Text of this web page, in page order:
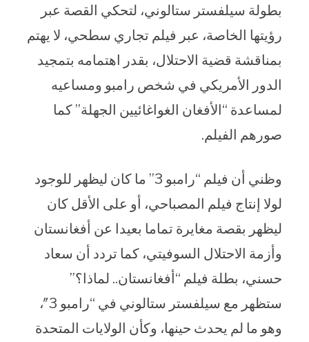
بطولة سيلفستر ستالوني، لتحكي القصة عبر
رؤيتها الخاصة، عبر فيلم تجاري سطحي، لا يهتم
بمناقشة قضية الاحتلال، بقدر اهتمامه بتمجيد
الدور الأمريكي في شخص رامبو ومساعيه
لمساعدة “الأفغان الغواغائيين الجهلة” كما
صورهم الفيلم.
وظني أن فيلم “رامبو 3” ما كان ليظهر للوجود
لولا إنتاج فيلم المصباحي، أو على الأقل كان
ليظهر بقصة مغايرة تماما بعيدا عن أفغانستان
وأزمة الاحتلال السوفيتي، كما تردد أن سعاد
حسني، بطلة فيلم “أفغانستان.. لماذا؟”
ستظهر مع سيلفستر ستالوني في “رامبو 3″،
وهو ما لم يحدث حينها، وكأن الولايات المتحدة